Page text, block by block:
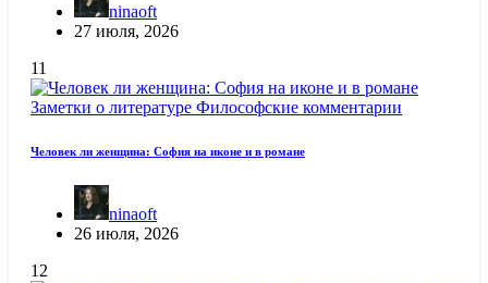
ninaoft
27 июля, 2026
11
Заметки о литературе Философские комментарии
Человек ли женщина: София на иконе и в романе
ninaoft
26 июля, 2026
12